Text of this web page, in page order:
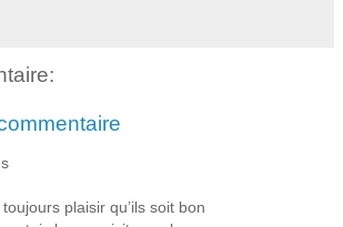
plaisir qu’ils soit bon